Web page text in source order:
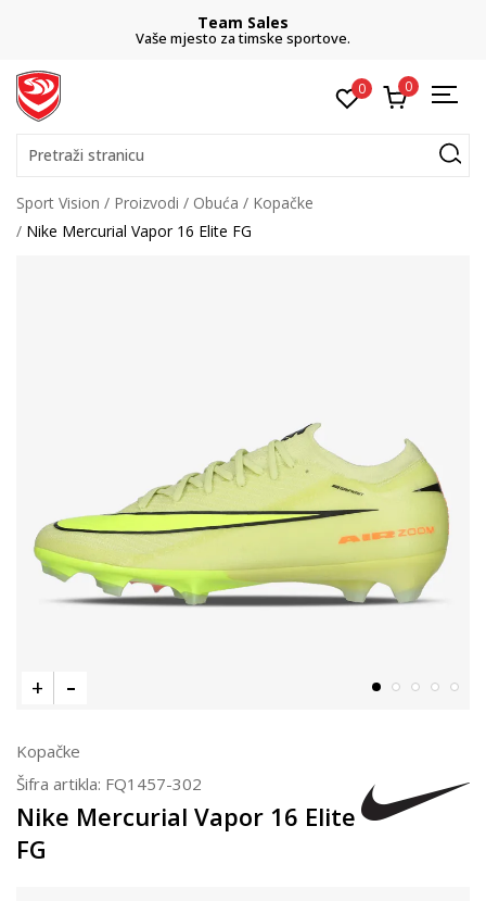
Team Sales
Vaše mjesto za timske sportove.
0 0
Pretraži stranicu
Sport Vision Proizvodi Obuća
Kopačke
Nike Mercurial Vapor 16 Elite FG
Kopačke
Šifra artikla: FQ1457-302
Nike Mercurial Vapor 16 Elite
FG